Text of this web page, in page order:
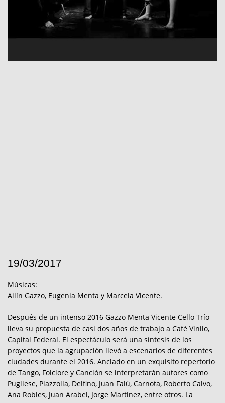
19/03/2017
Músicas:
Ailín Gazzo, Eugenia Menta y Marcela Vicente.
Después de un intenso 2016 Gazzo Menta Vicente Cello Trío
lleva su propuesta de casi dos años de trabajo a Café Vinilo,
Capital Federal. El espectáculo será una síntesis de los
proyectos que la agrupación llevó a escenarios de diferentes
ciudades durante el 2016. Anclado en un exquisito repertorio
de Tango, Folclore y Canción se interpretarán autores como
Pugliese, Piazzolla, Delfino, Juan Falú, Carnota, Roberto Calvo,
Ana Robles, Juan Arabel, Jorge Martinez, entre otros. La